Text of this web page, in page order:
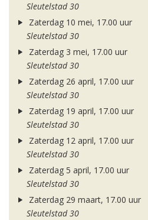
Sleutelstad 30
Zaterdag 10 mei, 17.00 uur
Sleutelstad 30
Zaterdag 3 mei, 17.00 uur
Sleutelstad 30
Zaterdag 26 april, 17.00 uur
Sleutelstad 30
Zaterdag 19 april, 17.00 uur
Sleutelstad 30
Zaterdag 12 april, 17.00 uur
Sleutelstad 30
Zaterdag 5 april, 17.00 uur
Sleutelstad 30
Zaterdag 29 maart, 17.00 uur
Sleutelstad 30